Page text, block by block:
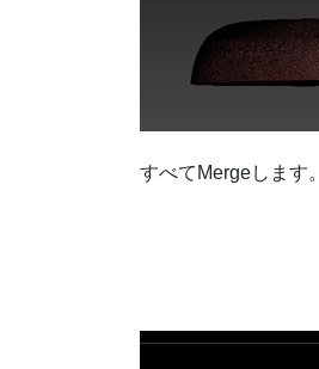
すべてMergeします。